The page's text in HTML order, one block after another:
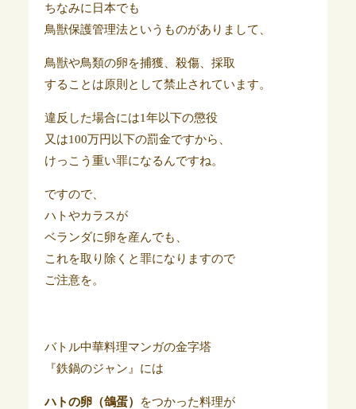
ちなみに日本でも
鳥獣保護管理法というものがありまして、
鳥獣や鳥類の卵を捕獲、殺傷、採取
することは原則として禁止されています。
違反した場合には1年以下の懲役
又は100万円以下の罰金ですから、
けっこう重い罪になるんですね。
ですので、
ハトやカラスが
ベランダに卵を産んでも、
これを取り除くと罪になりますので
ご注意を。
バトル中華料理マンガの金字塔
『鉄鍋のジャン』には
ハトの卵（鴿蛋）
をつかった料理が